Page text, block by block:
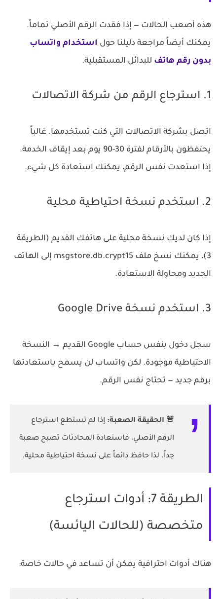
هذه أصعب الحالات — إذا فقدت الرقم الأصلي تماماً.
يمكنك أيضاً مراجعة دليلنا حولاستخدام واتساب
بدون رقم هاتفللبدائل المستقبلية.
اتصل بشركة الاتصالات التي كنت تستخدمها. غالباً
يحتفظون بالأرقام لفترة 30-90 يوم بعد إيقاف الخدمة.
إذا استعدت نفس الرقم، يمكنك استعادة كل شيء.
إذا كان لديك نسخة محلية على هاتفك القديم (الطريقة
msgstore.db.crypt15إلى الهاتف
الجديد ومحاولة الاستعادة.
سجل دخول بنفس حساب Google القديم → النسخة
الاحتياطية موجودة. لكن واتساب لن يسمح باستعادتها
برقم جديد — تحتاج نفس الرقم.
🚨 الحقيقة الصعبة:إذا لم تستطع استرجاع
الرقم الأصلي، فاستعادة المحادثات تصبح صعبة
جداً. لذا حافظ دائماً على نسخة احتياطية محلية.
الطريقة 7: أدوات استرجاع
متخصصة (للحالات اليائسة)
هناك أدوات احترافية يمكن أن تساعد في حالات خاصة: